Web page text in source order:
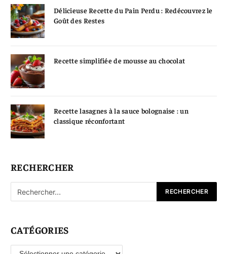
Délicieuse Recette du Pain Perdu : Redécouvrez le
Goût des Restes
Recette simplifiée de mousse au chocolat
Recette lasagnes à la sauce bolognaise : un
classique réconfortant
RECHERCHER
CATÉGORIES
Catégories